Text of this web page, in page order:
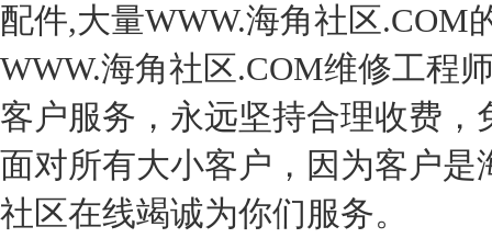
配件,大量WWW.海角社区.COM
WWW.海角社区.COM维修工程师
客户服务，永远坚持合理收费
面对所有大小客户，因为客户是
社区在线竭诚为你们服务。